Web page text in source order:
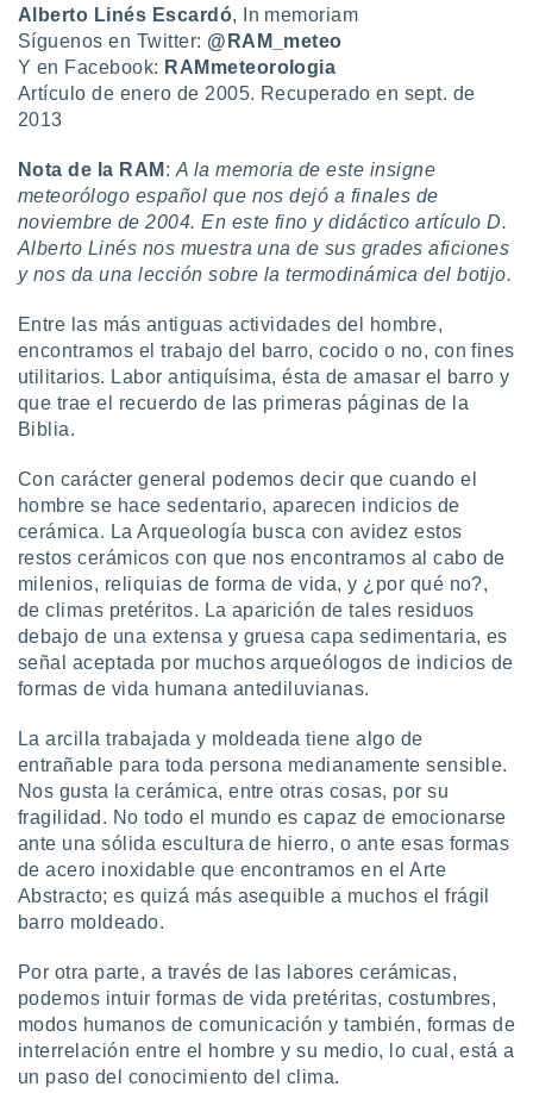
en
más
nuestra
y
de
disponible
aceptar
de
sitio
En
de que
el sitio
se
para
ni para
aunque
Puedes
acceder a
abono
Alberto Linés Escardó, In memoriam
Síguenos en Twitter: @RAM_meteo
Y en Facebook: RAMmeteorologia
Artículo de enero de 2005. Recuperado en sept. de
2013
Nota de la RAM : A la memoria de este insigne
meteorólogo español que nos dejó a finales de
noviembre de 2004. En este fino y didáctico artículo D.
Alberto Linés nos muestra una de sus grades aficiones
y nos da una lección sobre la termodinámica del botijo.
Entre las más antiguas actividades del hombre,
encontramos el trabajo del barro, cocido o no, con fines
utilitarios. Labor antiquísima, ésta de amasar el barro y
que trae el recuerdo de las primeras páginas de la
Biblia.
Con carácter general podemos decir que cuando el
hombre se hace sedentario, aparecen indicios de
cerámica. La Arqueología busca con avidez estos
restos cerámicos con que nos encontramos al cabo de
milenios, reliquias de forma de vida, y ¿por qué no?,
de climas pretéritos. La aparición de tales residuos
debajo de una extensa y gruesa capa sedimentaria, es
señal aceptada por muchos arqueólogos de indicios de
formas de vida humana antediluvianas.
La arcilla trabajada y moldeada tiene algo de
entrañable para toda persona medianamente sensible.
Nos gusta la cerámica, entre otras cosas, por su
fragilidad. No todo el mundo es capaz de emocionarse
ante una sólida escultura de hierro, o ante esas formas
de acero inoxidable que encontramos en el Arte
Abstracto; es quizá más asequible a muchos el frágil
barro moldeado.
Por otra parte, a través de las labores cerámicas,
podemos intuir formas de vida pretéritas, costumbres,
modos humanos de comunicación y también, formas de
interrelación entre el hombre y su medio, lo cual, está a
un paso del conocimiento del clima.